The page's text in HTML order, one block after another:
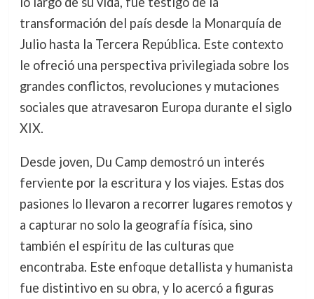
transformación del país desde la Monarquía de
Julio hasta la Tercera República. Este contexto
le ofreció una perspectiva privilegiada sobre los
grandes conflictos, revoluciones y mutaciones
sociales que atravesaron Europa durante el siglo
XIX.
Desde joven, Du Camp demostró un interés
ferviente por la escritura y los viajes. Estas dos
pasiones lo llevaron a recorrer lugares remotos y
a capturar no solo la geografía física, sino
también el espíritu de las culturas que
encontraba. Este enfoque detallista y humanista
fue distintivo en su obra, y lo acercó a figuras